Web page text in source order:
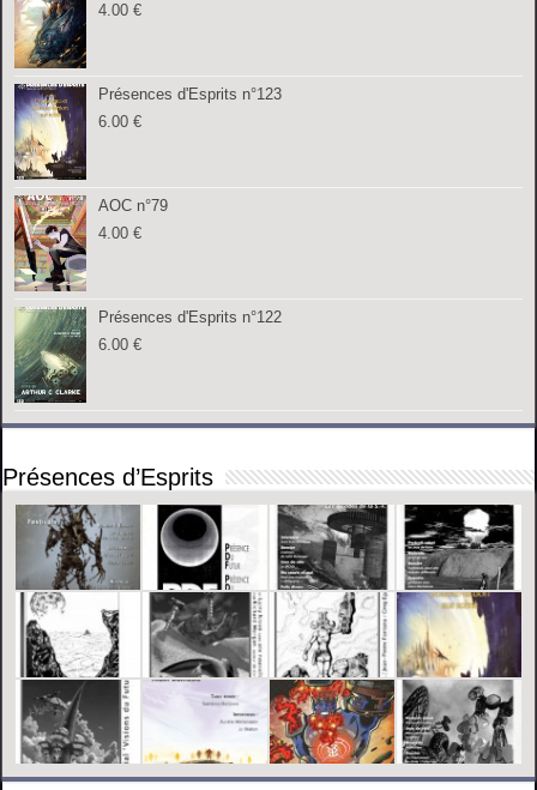
4.00€
Présences d'Esprits n°123
6.00€
AOC n°79
4.00€
Présences d'Esprits n°122
6.00€
Présences d’Esprits